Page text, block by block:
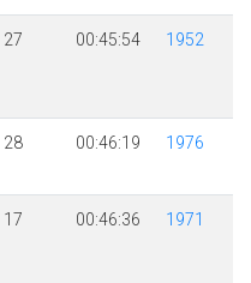
27 00:45:54 1952
28 00:46:19 1976
17 00:46:36 1971